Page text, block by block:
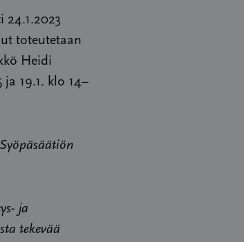
24.1.2023
toteutetaan
Heidi
ja 19.1. klo 14–
ja
tekevää